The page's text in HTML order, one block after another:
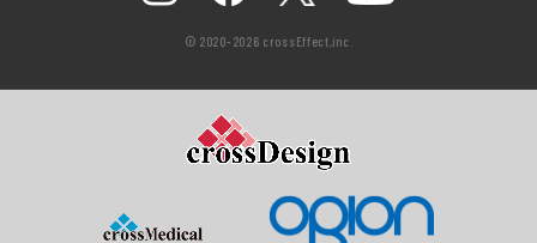
© 2020-2026 crossEffect,inc.